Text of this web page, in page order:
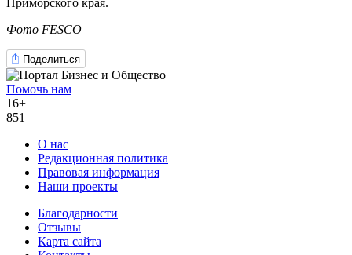
Фото FESCO
Поделиться
Помочь нам
16+
851
О нас
Редакционная политика
Правовая информация
Наши проекты
Благодарности
Отзывы
Карта сайта